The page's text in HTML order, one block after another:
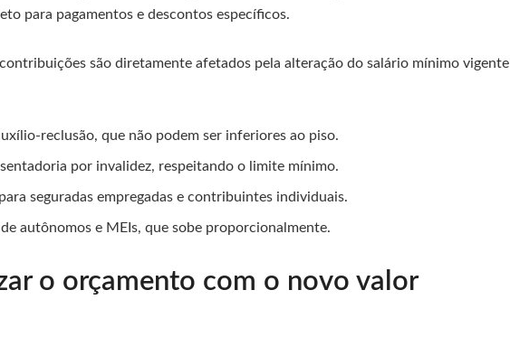
para pagamentos e descontos específicos.
são diretamente afetados pela alteração do salário mínimo vigente
reclusão, que não podem ser inferiores ao piso.
por invalidez, respeitando o limite mínimo.
seguradas empregadas e contribuintes individuais.
autônomos e MEIs, que sobe proporcionalmente.
o orçamento com o novo valor